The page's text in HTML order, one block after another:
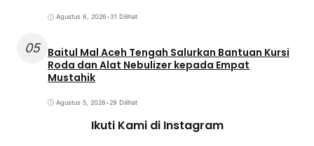
Agustus 6, 2026•31 Dilihat
05 Baitul Mal Aceh Tengah Salurkan Bantuan Kursi
Roda dan Alat Nebulizer kepada Empat
Mustahik
Agustus 5, 2026•29 Dilihat
Ikuti Kami di Instagram